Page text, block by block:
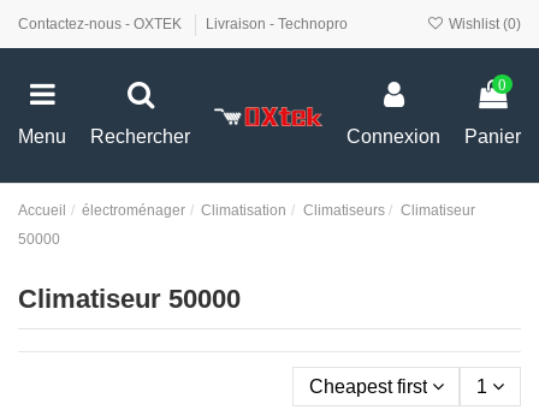
Contactez-nous - OXTEK Livraison - Technopro Wishlist (0)
Menu Rechercher Connexion
0
Panier
Accueil électroménager Climatisation Climatiseurs
Climatiseur
50000
Climatiseur 50000
Cheapest first 1